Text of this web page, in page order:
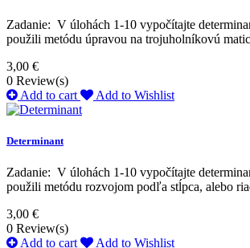
Zadanie: V úlohách 1-10 vypočítajte
použili metódu úpravou na trojuholníkovú
3,00 €
0 Review(s)
Add to cart
Add to Wishlist
Determinant
Zadanie: V úlohách 1-10 vypočítajte
použili metódu rozvojom podľa stĺpca, alebo
3,00 €
0 Review(s)
Add to cart
Add to Wishlist